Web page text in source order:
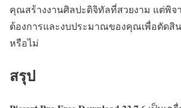
คุณสร้างงานศิลปะดิจิทัลที่สวยงาม แต่พิจ
ต้องการและงบประมาณของคุณเพื่อตัดสิ
หรือไม่
สรุป